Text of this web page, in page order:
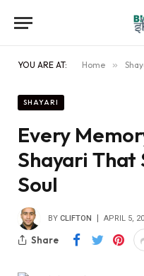
YOU ARE AT: Home »
SHAYARI
Every
Shayari That
Soul
BY CLIFTON APRIL 5,
Share